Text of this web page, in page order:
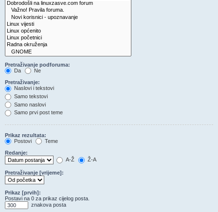
Pretraživanje podforuma:
Da
Ne
Pretraživanje:
Naslovi i tekstovi
Samo tekstovi
Samo naslovi
Samo prvi post teme
Prikaz rezultata:
Postovi
Teme
Redanje:
A-Ž
Ž-A
Pretraživanje [vrijeme]:
Prikaz [prvih]:
Postavi na 0 za prikaz cijelog posta.
znakova posta